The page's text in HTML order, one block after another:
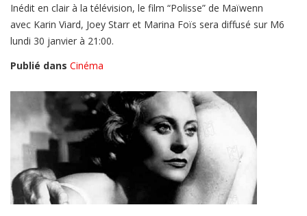
Inédit en clair à la télévision, le film “Polisse” de Maïwenn
avec Karin Viard, Joey Starr et Marina Foïs sera diffusé sur M6
lundi 30 janvier à 21:00.
Publié dans Cinéma